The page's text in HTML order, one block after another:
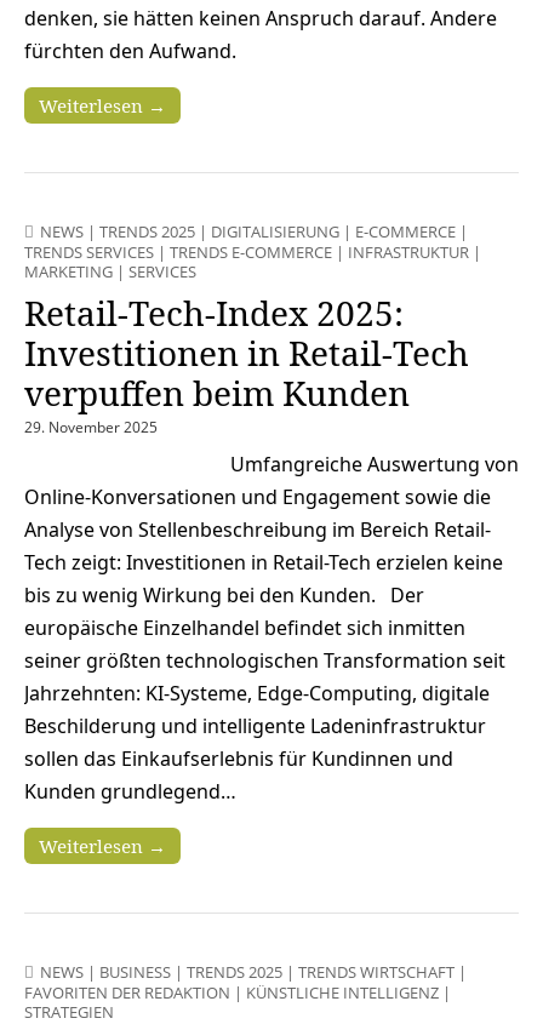
denken, sie hätten keinen Anspruch darauf. Andere
fürchten den Aufwand.
Weiterlesen →
NEWS | TRENDS 2025 | DIGITALISIERUNG | E-COMMERCE |
TRENDS SERVICES | TRENDS E-COMMERCE | INFRASTRUKTUR |
MARKETING | SERVICES
Retail-Tech-Index 2025:
Investitionen in Retail-Tech
verpuffen beim Kunden
29. November 2025
Umfangreiche Auswertung von
Online-Konversationen und Engagement sowie die
Analyse von Stellenbeschreibung im Bereich Retail-
Tech zeigt: Investitionen in Retail-Tech erzielen keine
bis zu wenig Wirkung bei den Kunden. Der
europäische Einzelhandel befindet sich inmitten
seiner größten technologischen Transformation seit
Jahrzehnten: KI-Systeme, Edge-Computing, digitale
Beschilderung und intelligente Ladeninfrastruktur
sollen das Einkaufserlebnis für Kundinnen und
Kunden grundlegend…
Weiterlesen →
NEWS | BUSINESS | TRENDS 2025 | TRENDS WIRTSCHAFT |
FAVORITEN DER REDAKTION | KÜNSTLICHE INTELLIGENZ |
STRATEGIEN